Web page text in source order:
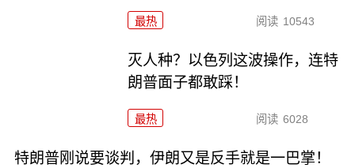
最热 阅读 10543
灭人种？以色列这波操作，连特
朗普面子都敢踩！
最热 阅读 6028
特朗普刚说要谈判，伊朗又是反手就是一巴掌！